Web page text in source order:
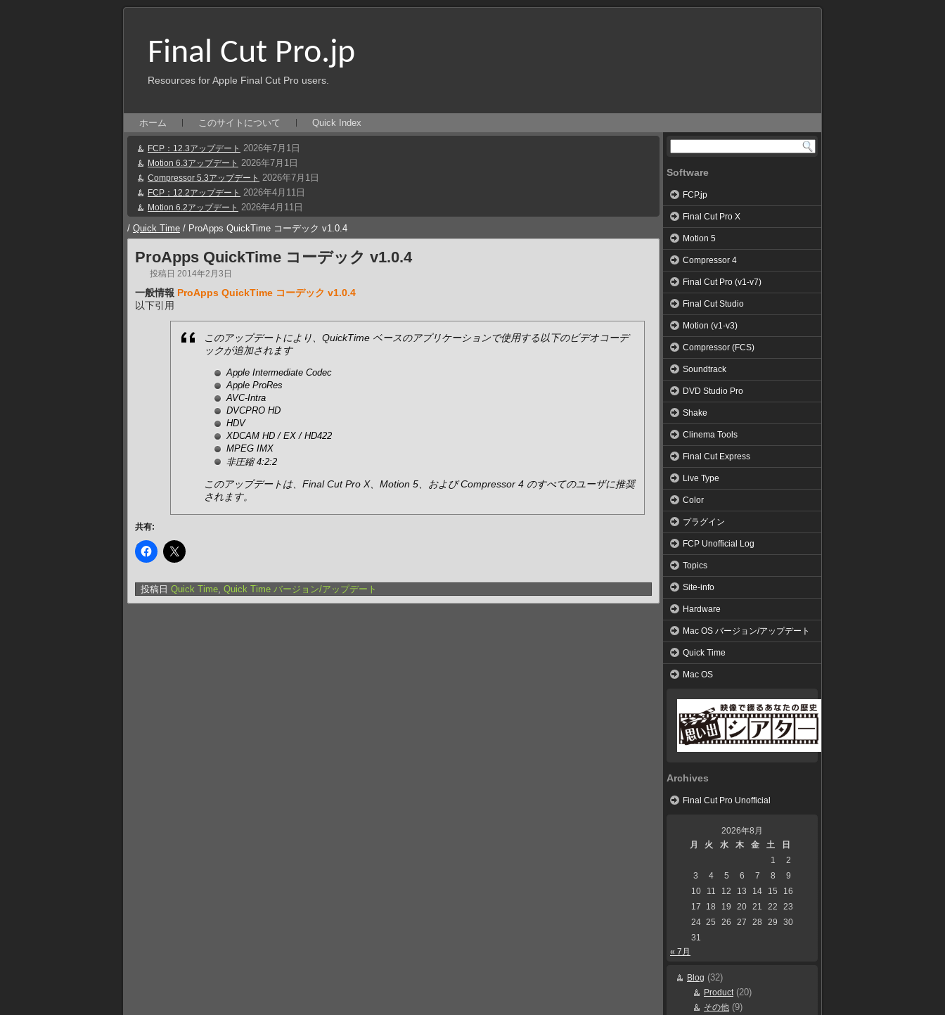
Final Cut Pro.jp
Resources for Apple Final Cut Pro users.
ホーム このサイトについて Quick Index
FCP：12.3アップデート 2026年7月1日
Motion 6.3アップデート 2026年7月1日
Compressor 5.3アップデート 2026年7月1日
FCP：12.2アップデート 2026年4月11日
Motion 6.2アップデート 2026年4月11日
/ Quick Time / ProApps QuickTime コーデック v1.0.4
ProApps QuickTime コーデック v1.0.4
投稿日 2014年2月3日
一般情報 ProApps QuickTime コーデック v1.0.4
以下引用
このアップデートにより、QuickTime ベースのアプリケーションで使用する以下のビデオコーデ
ックが追加されます
Apple Intermediate Codec
Apple ProRes
AVC-Intra
DVCPRO HD
HDV
XDCAM HD / EX / HD422
MPEG IMX
非圧縮 4:2:2
このアップデートは、Final Cut Pro X、Motion 5、および Compressor 4 のすべてのユーザに推奨
されます。
共有:
投稿日 Quick Time, Quick Time バージョン/アップデート
Software
FCP.jp
Final Cut Pro X
Motion 5
Compressor 4
Final Cut Pro (v1-v7)
Final Cut Studio
Motion (v1-v3)
Compressor (FCS)
Soundtrack
DVD Studio Pro
Shake
Clinema Tools
Final Cut Express
Live Type
Color
プラグイン
FCP Unofficial Log
Topics
Site-info
Hardware
Mac OS バージョン/アップデート
Quick Time
Mac OS
Archives
Final Cut Pro Unofficial
2026年8月
月
火 水 木 金 土
日
1
2
3
4 5 6 7 8
9
10
11 12 13 14 15
16
17
18 19 20 21 22
23
24 25 26 27 28 29
30
31
« 7月
Blog (32)
Product(20)
その他 (9)